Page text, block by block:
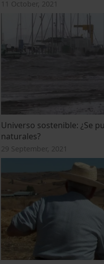
11 October, 2021
Universo sostenible: ¿Se
naturales?
29 September, 2021